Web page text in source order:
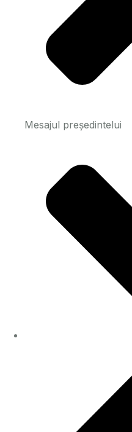
Mesajul președintelui